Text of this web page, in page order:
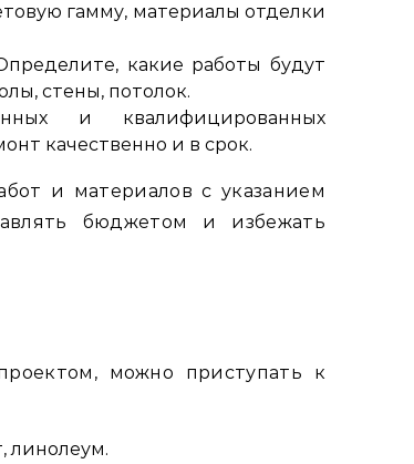
гамму, материалы отделки
какие работы будут
стены, потолок.
и квалифицированных
качественно и в срок.
и материалов с указанием
бюджетом и избежать
можно приступать к
линолеум.